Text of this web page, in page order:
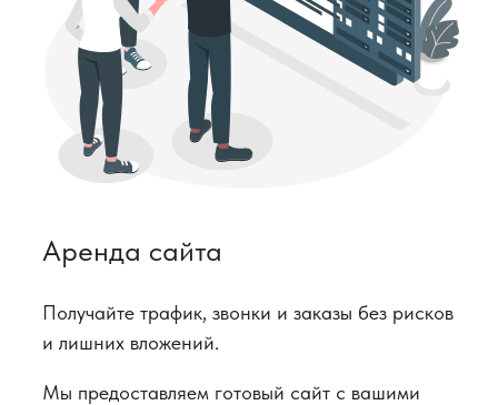
Аренда сайта
Получайте трафик, звонки и заказы без рисков
и лишних вложений.
Мы предоставляем готовый сайт с вашими